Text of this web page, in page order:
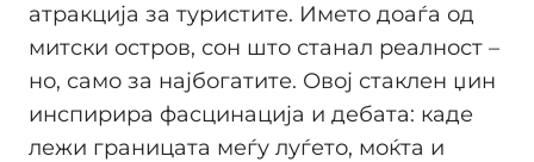
атракција за туристите. Името доаѓа од
митски остров, сон што станал реалност –
но, само за најбогатите. Овој стаклен џин
инспирира фасцинација и дебата: каде
лежи границата меѓу луѓето, моќта и